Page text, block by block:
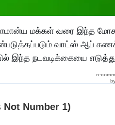
சாமான்ய மக்கள் வரை இந்த
வாட்ஸ் ஆப்
இந்த நடவடிக்கையை எடுத்து